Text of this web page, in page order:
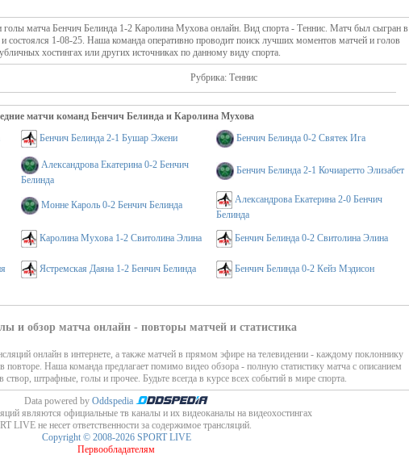
матча Бенчич Белинда 1-2 Каролина Мухова онлайн. Вид спорта - Теннис. Матч был сыгран в
состоялся 1-08-25. Наша команда оперативно проводит поиск лучших моментов матчей и голов
хостингах или других источниках по данному виду спорта.
Рубрика: Теннис
матчи команд Бенчич Белинда и Каролина Мухова
Бенчич Белинда 2-1 Бушар Эжени Бенчич Белинда 0-2 Святек Ига
Александрова Екатерина 0-2 Бенчич
Белинда
Бенчич Белинда 2-1 Кочиаретто Элизабет
Монне Кароль 0-2 Бенчич Белинда
Александрова Екатерина 2-0 Бенчич
Белинда
Каролина Мухова 1-2 Свитолина Элина Бенчич Белинда 0-2 Свитолина Элина
Ястремская Даяна 1-2 Бенчич Белинда Бенчич Белинда 0-2 Кейз Мэдисон
и обзор матча онлайн - повторы матчей и статистика
онлайн в интернете, а также матчей в прямом эфире на телевидении - каждому поклоннику
повторе. Наша команда предлагает помимо видео обзора - полную статистику матча с описанием
створ, штрафные, голы и прочее. Будьте всегда в курсе всех событий в мире спорта.
Data powered by Oddspedia
являются официальные тв каналы и их видеоканалы на видеохостингах
LIVE не несет ответственности за содержимое трансляций.
Copyright © 2008-2026 SPORT LIVE
Первообладателям